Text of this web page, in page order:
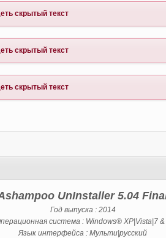
скрытый текст
скрытый текст
скрытый текст
UnInstaller 5.04
Год выпуска : 2014
система : Windows® XP|Vista|7 &
Язык интерфейса : Мульти|русский